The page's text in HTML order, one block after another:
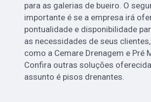
para as galerias de bueiro. O
importante é se a empresa irá
pontualidade e disponibilidade
as necessidades de seus
como a Cemare Drenagem e Pré
Confira outras soluções
assunto é pisos drenantes.